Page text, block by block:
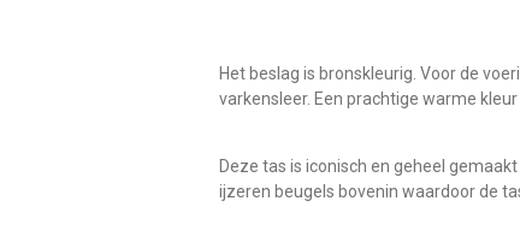
Het beslag is bronskleurig. Voor de
varkensleer. Een prachtige warme
Deze tas is iconisch en geheel
ijzeren beugels bovenin waardoor de